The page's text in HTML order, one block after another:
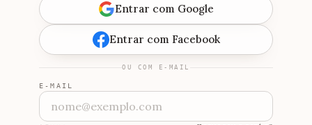
Entrar com Google
Entrar com Facebook
OU COM E-MAIL
E-MAIL